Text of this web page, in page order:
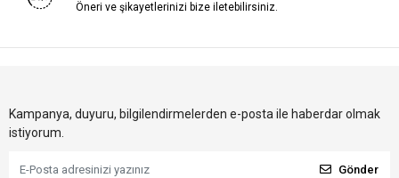
Öneri ve şikayetlerinizi bize iletebilirsiniz.
Kampanya, duyuru, bilgilendirmelerden e-posta ile haberdar olmak
istiyorum.
Gönder